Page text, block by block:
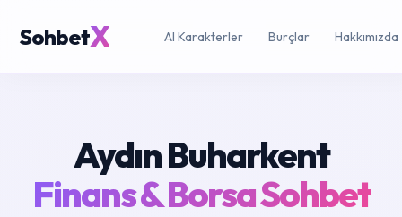
SohbetX AI Karakterler Burçlar Hakkımızda
Aydın Buharkent
Finans & Borsa Sohbet